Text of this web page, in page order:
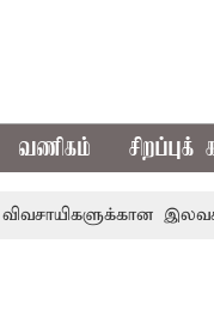
வணிகம்
இலவச